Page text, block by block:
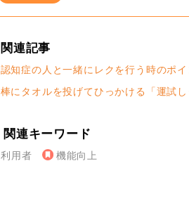
関連記事
認知症の人と一緒にレクを行う時のポ
棒にタオルを投げてひっかける「運試
関連キーワード
利用者 機能向上